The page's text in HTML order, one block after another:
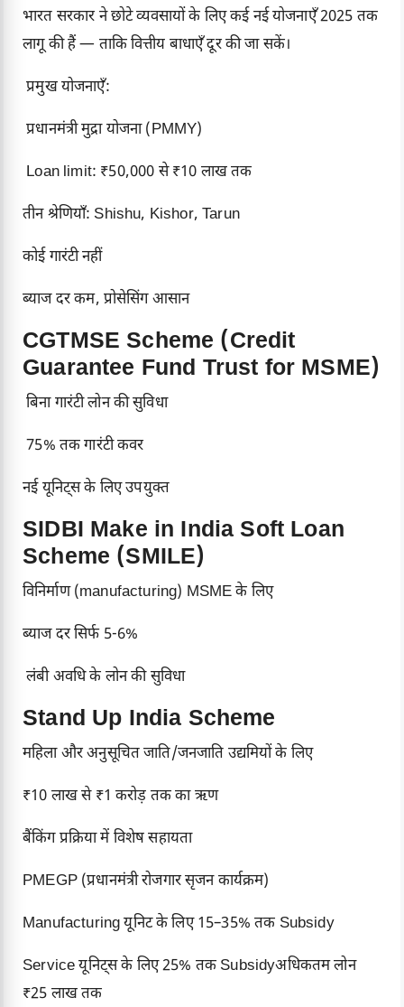
भारत सरकार ने छोटे व्यवसायों के लिए कई नई योजनाएँ 2025 तक
लागू की हैं — ताकि वित्तीय बाधाएँ दूर की जा सकें।
प्रमुख योजनाएँ:
प्रधानमंत्री मुद्रा योजना (PMMY)
Loan limit: ₹50,000 से ₹10 लाख तक
तीन श्रेणियाँ: Shishu, Kishor, Tarun
कोई गारंटी नहीं
ब्याज दर कम, प्रोसेसिंग आसान
CGTMSE Scheme (Credit
Guarantee Fund Trust for MSME)
बिना गारंटी लोन की सुविधा
75% तक गारंटी कवर
नई यूनिट्स के लिए उपयुक्त
SIDBI Make in India Soft Loan
Scheme (SMILE)
विनिर्माण (manufacturing) MSME के लिए
ब्याज दर सिर्फ 5-6%
लंबी अवधि के लोन की सुविधा
Stand Up India Scheme
महिला और अनुसूचित जाति/जनजाति उद्यमियों के लिए
₹10 लाख से ₹1 करोड़ तक का ऋण
बैंकिंग प्रक्रिया में विशेष सहायता
PMEGP (प्रधानमंत्री रोजगार सृजन कार्यक्रम)
Manufacturing यूनिट के लिए 15–35% तक Subsidy
Service यूनिट्स के लिए 25% तक Subsidyअधिकतम लोन
₹25 लाख तक